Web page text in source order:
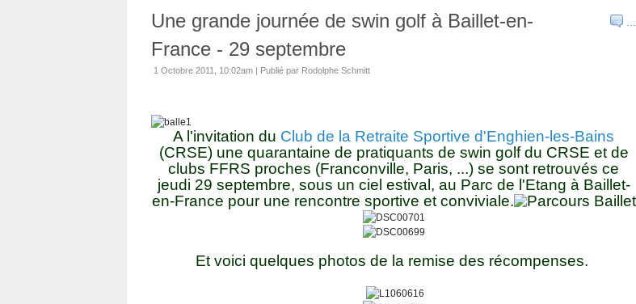
…
Une grande journée de swin golf à Baillet-en-
France - 29 septembre
1 Octobre 2011, 10:02am | Publié par Rodolphe Schmitt
A l'invitation du Club de la Retraite Sportive d'Enghien-les-Bains
(CRSE) une quarantaine de pratiquants de swin golf du CRSE et de
clubs FFRS proches (Franconville, Paris, ...) se sont retrouvés ce
jeudi 29 septembre, sous un ciel estival, au Parc de l'Etang à Baillet-
en-France pour une rencontre sportive et conviviale.
Et voici quelques photos de la remise des récompenses.